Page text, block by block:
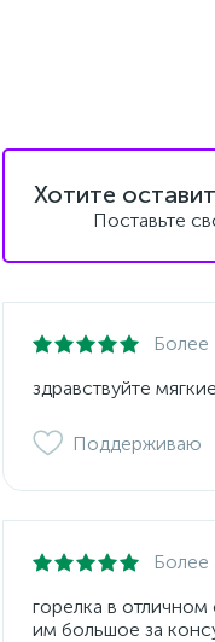
Хотите
Поставьте
Более
здравствуйте
Поддерживаю
Более
горелка в
им большое за